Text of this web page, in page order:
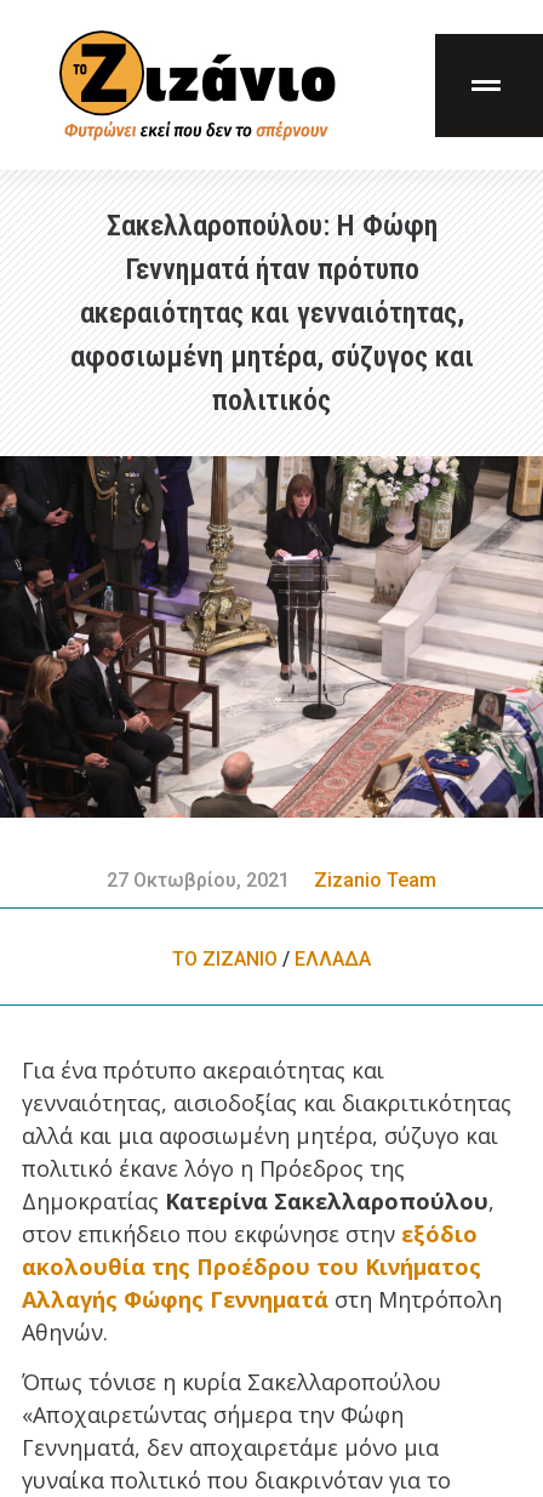
Σακελλαροπούλου: Η Φώφη
Γεννηματά ήταν πρότυπο
ακεραιότητας και γενναιότητας,
αφοσιωμένη μητέρα, σύζυγος και
πολιτικός
27 Οκτωβρίου, 2021 Zizanio Team
ΤΟ ΖΙΖΑΝΙΟ / ΕΛΛΑΔA
Για ένα πρότυπο ακεραιότητας και
γενναιότητας, αισιοδοξίας και διακριτικότητας
αλλά και μια αφοσιωμένη μητέρα, σύζυγο και
πολιτικό έκανε λόγο η Πρόεδρος της
Δημοκρατίας Κατερίνα Σακελλαροπούλου,
στον επικήδειο που εκφώνησε στην εξόδιο
ακολουθία της Προέδρου του Κινήματος
Αλλαγής Φώφης Γεννηματάστη Μητρόπολη
Αθηνών.
Όπως τόνισε η κυρία Σακελλαροπούλου
«Αποχαιρετώντας σήμερα την Φώφη
Γεννηματά, δεν αποχαιρετάμε μόνο μια
γυναίκα πολιτικό που διακρινόταν για το